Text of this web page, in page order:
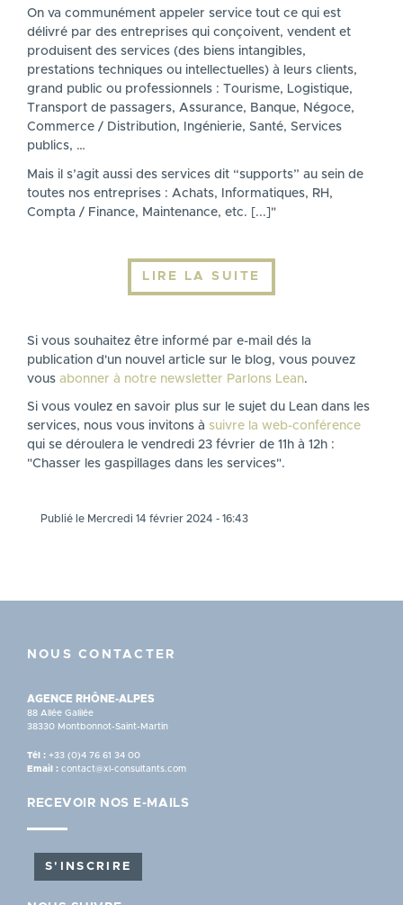
On va communément appeler service tout ce qui est
délivré par des entreprises qui conçoivent, vendent et
produisent des services (des biens intangibles,
prestations techniques ou intellectuelles) à leurs clients,
grand public ou professionnels : Tourisme, Logistique,
Transport de passagers, Assurance, Banque, Négoce,
Commerce / Distribution, Ingénierie, Santé, Services
publics, …
Mais il s’agit aussi des services dit “supports” au sein de
toutes nos entreprises : Achats, Informatiques, RH,
Compta / Finance, Maintenance, etc. [...]"
LIRE LA SUITE
Si vous souhaitez être informé par e-mail dés la
publication d'un nouvel article sur le blog, vous pouvez
vous abonner à notre newsletter Parlons Lean.
Si vous voulez en savoir plus sur le sujet du Lean dans les
services, nous vous invitons à suivre la web-conférence
qui se déroulera le vendredi 23 février de 11h à 12h :
"Chasser les gaspillages dans les services".
Publié le Mercredi 14 février 2024 - 16:43
NOUS CONTACTER
AGENCE RHÔNE-ALPES
88 Allée Galilée
38330 Montbonnot-Saint-Martin
Tél : +33 (0)4 76 61 34 00
Email : contact@xl-consultants.com
RECEVOIR NOS E-MAILS
S'INSCRIRE